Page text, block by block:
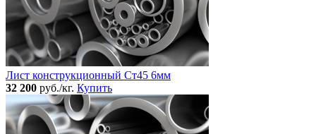
Лист конструкционный Ст45 6мм
32 200 руб./кг. Купить